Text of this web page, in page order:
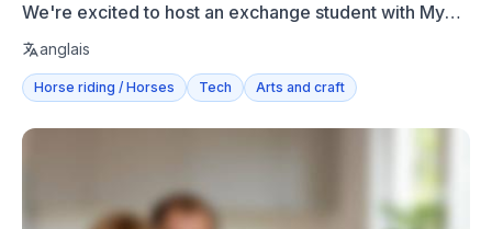
We're excited to host an exchange student with My
Family Abr...
anglais
Horse riding / Horses Tech Arts and craft